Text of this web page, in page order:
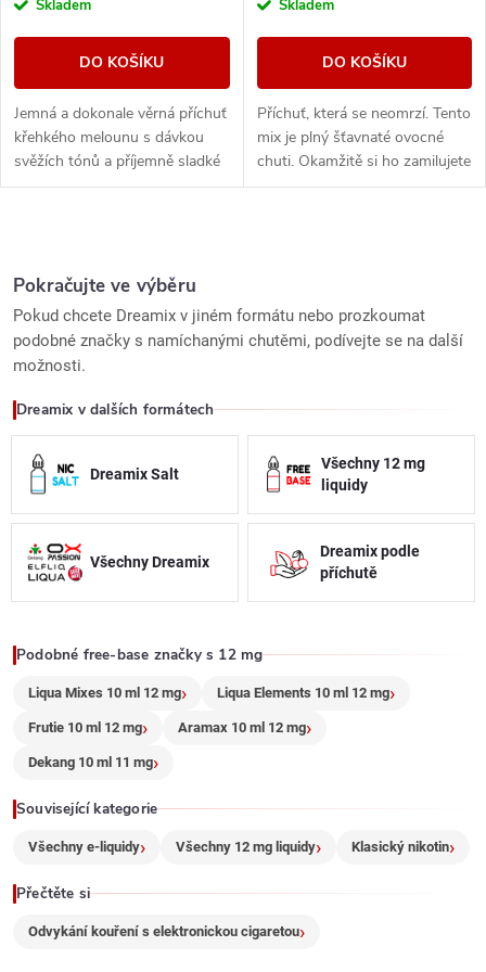
Skladem
DO KOŠÍKU
Jemná a dokonale věrná příchuť
křehkého melounu s dávkou
svěžích tónů a příjemně sladké
chuti.
Skladem
DO KOŠÍKU
Příchuť, která se neomrzí. Tento
mix je plný šťavnaté ovocné
chuti. Okamžitě si ho zamilujete
a stane se vaším
v
l
á
d
c
p
r
v
k
y
v
ý
p
Pokračujte ve výběru
Pokud chcete Dreamix v jiném formátu nebo prozkoumat
podobné značky s namíchanými chutěmi, podívejte se na další
možnosti.
Dreamix v dalších formátech
Dreamix Salt
Všechny 12 mg
liquidy
Všechny Dreamix
Dreamix podle
příchutě
Podobné free-base značky s 12 mg
Liqua Mixes 10 ml 12 mg Liqua Elements 10 ml 12 mg
Frutie 10 ml 12 mg Aramax 10 ml 12 mg
Dekang 10 ml 11 mg
Související kategorie
Všechny e-liquidy Všechny 12 mg liquidy Klasický nikotin
Přečtěte si
Odvykání kouření s elektronickou cigaretou